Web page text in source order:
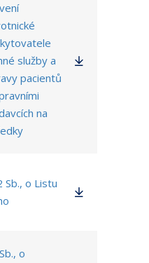
služby a
pacientů
na
Sb., o Listu
o